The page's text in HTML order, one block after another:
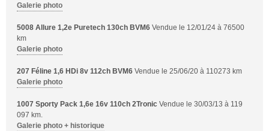
Galerie photo
5008 Allure 1,2e Puretech 130ch BVM6 Vendue le 12/01/24 à 76500
km
Galerie photo
207 Féline 1,6 HDi 8v 112ch BVM6 Vendue le 25/06/20 à 110273 km
Galerie photo
1007 Sporty Pack 1,6e 16v 110ch 2Tronic Vendue le 30/03/13 à 119
097 km.
Galerie photo + historique